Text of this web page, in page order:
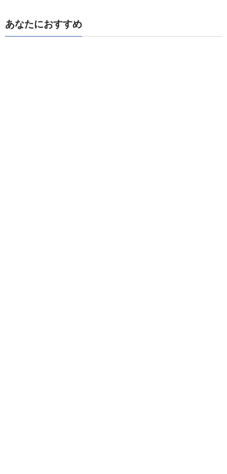
あなたにおすすめ